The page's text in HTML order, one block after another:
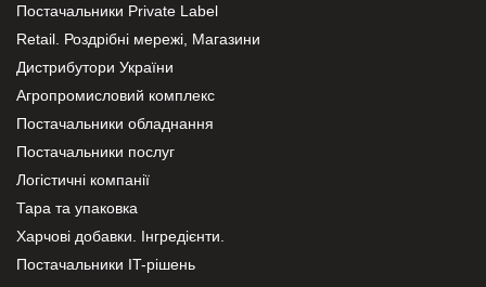
Постачальники Private Label
Retail. Роздрібні мережі, Магазини
Дистрибутори України
Агропромисловий комплекс
Постачальники обладнання
Постачальники послуг
Логістичні компанії
Тара та упаковка
Харчові добавки. Інгредієнти.
Постачальники IT-рішень